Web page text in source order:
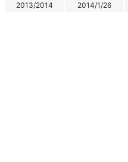
2013/2014 2014/1/26